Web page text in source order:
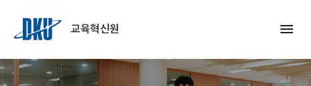
교육혁신원
menu